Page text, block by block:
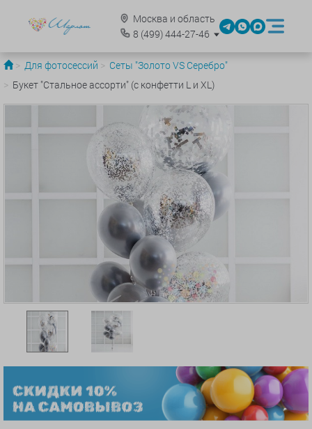
Москва и область
8 (499)444-27-46
Для фотосессий
Сеты "Золото VS Серебро"
Букет "Стальное ассорти" (с конфетти L и XL)